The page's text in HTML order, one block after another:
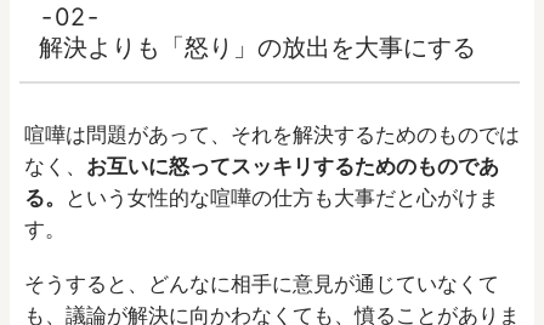
02
解決よりも「怒り」の放出を大事にする
喧嘩は問題があって、それを解決するためのものでは
なく、 お互いに怒ってスッキリするためのものであ
る。
という女性的な喧嘩の仕方も大事だと心がけま
す。
そうすると、どんなに相手に意見が通じていなくて
も、議論が解決に向かわなくても、憤ることがありま